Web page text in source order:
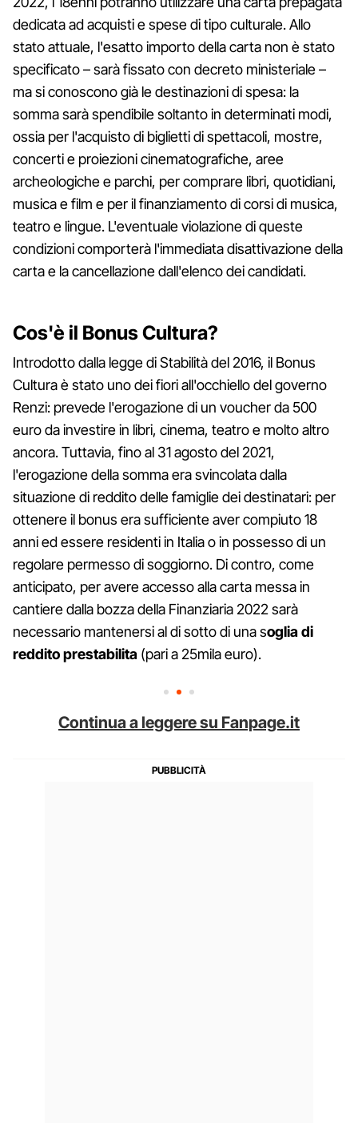
dedicata ad acquisti e spese di tipo culturale. Allo
stato attuale, l'esatto importo della carta non è stato
specificato – sarà fissato con decreto ministeriale –
ma si conoscono già le destinazioni di spesa: la
somma sarà spendibile soltanto in determinati modi,
ossia per l'acquisto di biglietti di spettacoli, mostre,
concerti e proiezioni cinematografiche, aree
archeologiche e parchi, per comprare libri, quotidiani,
musica e film e per il finanziamento di corsi di musica,
teatro e lingue. L'eventuale violazione di queste
condizioni comporterà l'immediata disattivazione della
carta e la cancellazione dall'elenco dei candidati.
Cos'è il Bonus Cultura?
Introdotto dalla legge di Stabilità del 2016, il Bonus
Cultura è stato uno dei fiori all'occhiello del governo
Renzi: prevede l'erogazione di un voucher da 500
euro da investire in libri, cinema, teatro e molto altro
ancora. Tuttavia, fino al 31 agosto del 2021,
l'erogazione della somma era svincolata dalla
situazione di reddito delle famiglie dei destinatari: per
ottenere il bonus era sufficiente aver compiuto 18
anni ed essere residenti in Italia o in possesso di un
regolare permesso di soggiorno. Di contro, come
anticipato, per avere accesso alla carta messa in
cantiere dalla bozza della Finanziaria 2022 sarà
necessario mantenersi al di sotto di una soglia di
reddito prestabilita (pari a 25mila euro).
Continua a leggere su Fanpage.it